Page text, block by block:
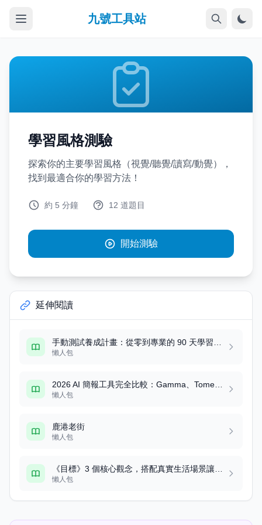
九號工具站
學習風格測驗
探索你的主要學習風格（視覺/聽覺/讀寫/動覺），
找到最適合你的學習方法！
約 5 分鐘 12 道題目
開始測驗
延伸閱讀
懶人包
懶人包
鹿港老街
懶人包
懶人包